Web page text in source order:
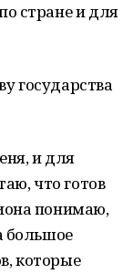
стране и для
государства
и для
что готов
понимаю,
большое
которые